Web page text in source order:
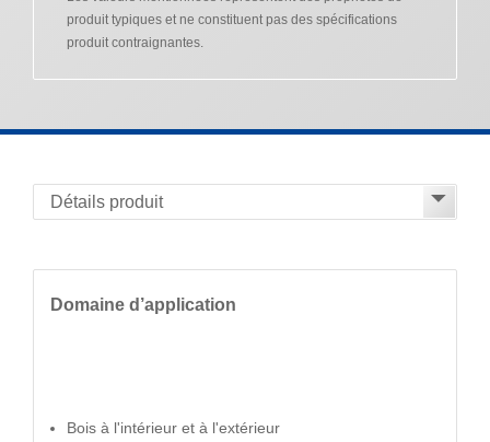
produit typiques et ne constituent pas des spécifications
produit contraignantes.
Domaine d’application
Bois à l'intérieur et à l'extérieur